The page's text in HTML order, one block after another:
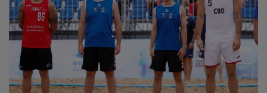
preparación del próximo CESA BMP 2026 que se celebrará
los días 29, 30 de junio
PUBLICADO EN BALONMANO PLAYA , FEDERACION , PORTADA
SELECCIONES AUTONOMICAS